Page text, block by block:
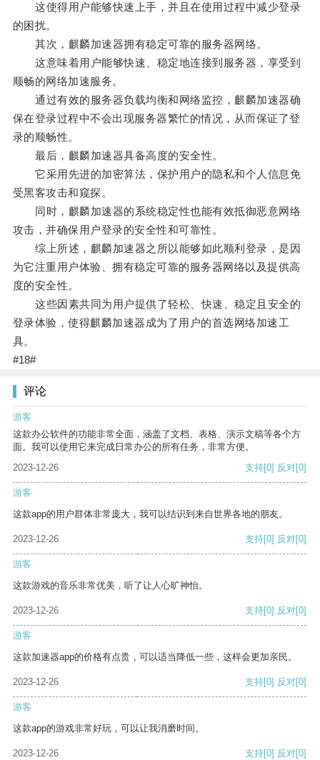
这使得用户能够快速上手，并且在使用过程中减少登录
的困扰。
其次，麒麟加速器拥有稳定可靠的服务器网络。
这意味着用户能够快速、稳定地连接到服务器，享受到
顺畅的网络加速服务。
通过有效的服务器负载均衡和网络监控，麒麟加速器确
保在登录过程中不会出现服务器繁忙的情况，从而保证了登
录的顺畅性。
最后，麒麟加速器具备高度的安全性。
它采用先进的加密算法，保护用户的隐私和个人信息免
受黑客攻击和窥探。
同时，麒麟加速器的系统稳定性也能有效抵御恶意网络
攻击，并确保用户登录的安全性和可靠性。
综上所述，麒麟加速器之所以能够如此顺利登录，是因
为它注重用户体验、拥有稳定可靠的服务器网络以及提供高
度的安全性。
这些因素共同为用户提供了轻松、快速、稳定且安全的
登录体验，使得麒麟加速器成为了用户的首选网络加速工
具。
#18#
评论
游客
这款办公软件的功能非常全面，涵盖了文档、表格、演示文稿等各个方
面。我可以使用它来完成日常办公的所有任务，非常方便。
2023-12-26
支持[0] 反对[0]
游客
这款app的用户群体非常庞大，我可以结识到来自世界各地的朋友。
2023-12-26 支持[0] 反对[0]
游客
这款游戏的音乐非常优美，听了让人心旷神怡。
2023-12-26 支持[0] 反对[0]
游客
这款加速器app的价格有点贵，可以适当降低一些，这样会更加亲民。
2023-12-26 支持[0] 反对[0]
游客
这款app的游戏非常好玩，可以让我消磨时间。
2023-12-26 支持[0] 反对[0]